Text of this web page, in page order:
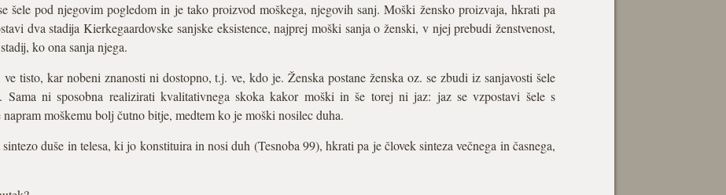
šele pod njegovim pogledom in je tako proizvod moškega, njegovih sanj. Moški žensko proizvaja, hkrati pa
dva stadija Kierkegaardovske sanjske eksistence, najprej moški sanja o ženski, v njej prebudi ženstvenost,
ko ona sanja njega.
ve tisto, kar nobeni znanosti ni dostopno, t.j. ve, kdo je. Ženska postane ženska oz. se zbudi iz sanjavosti šele
Sama ni sposobna realizirati kvalitativnega skoka kakor moški in še torej ni jaz: jaz se vzpostavi šele s
moškemu bolj čutno bitje, medtem ko je moški nosilec duha.
duše in telesa, ki jo konstituira in nosi duh (Tesnoba 99), hkrati pa je človek sinteza večnega in časnega,